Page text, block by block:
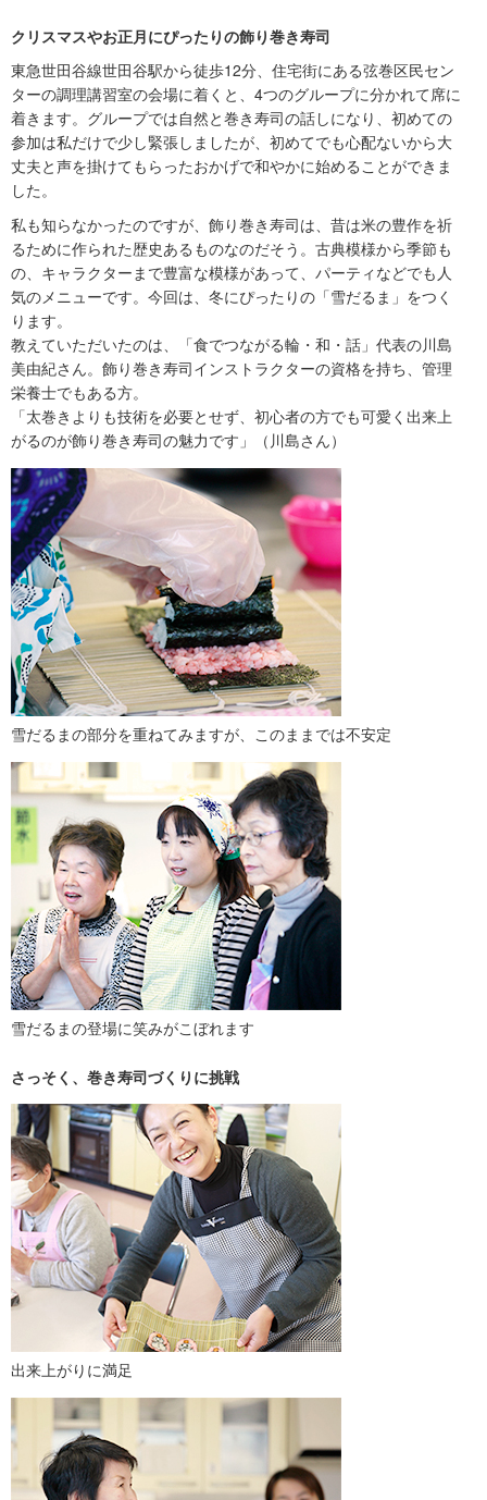
クリスマスやお正月にぴったりの飾り巻き寿司
東急世田谷線世田谷駅から徒歩12分、住宅街にある弦巻区民セン
ターの調理講習室の会場に着くと、4つのグループに分かれて席に
着きます。グループでは自然と巻き寿司の話しになり、初めての
参加は私だけで少し緊張しましたが、初めてでも心配ないから大
丈夫と声を掛けてもらったおかげで和やかに始めることができま
した。
私も知らなかったのですが、飾り巻き寿司は、昔は米の豊作を祈
るために作られた歴史あるものなのだそう。古典模様から季節も
の、キャラクターまで豊富な模様があって、パーティなどでも人
気のメニューです。今回は、冬にぴったりの「雪だるま」をつく
ります。
教えていただいたのは、「食でつながる輪・和・話」代表の川島
美由紀さん。飾り巻き寿司インストラクターの資格を持ち、管理
栄養士でもある方。
「太巻きよりも技術を必要とせず、初心者の方でも可愛く出来上
がるのが飾り巻き寿司の魅力です」（川島さん）
雪だるまの部分を重ねてみますが、このままでは不安定
雪だるまの登場に笑みがこぼれます
さっそく、巻き寿司づくりに挑戦
出来上がりに満足